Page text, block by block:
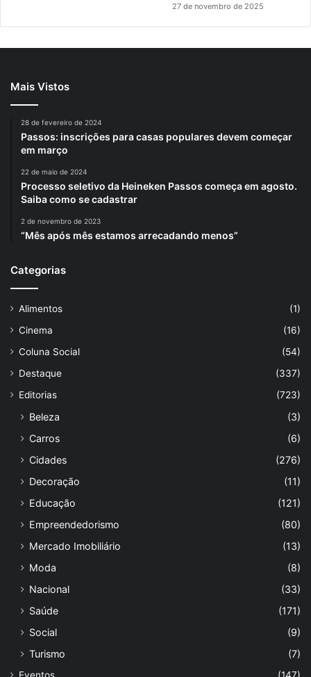
27 de novembro de 2025
Mais Vistos
28 de fevereiro de 2024
Passos: inscrições para casas populares devem começar
em março
22 de maio de 2024
Processo seletivo da Heineken Passos começa em agosto.
Saiba como se cadastrar
2 de novembro de 2023
“Mês após mês estamos arrecadando menos”
Categorias
Alimentos
(1)
Cinema
(16)
Coluna Social
(54)
Destaque
(337)
Editorias
(723)
Beleza
(3)
Carros
(6)
Cidades
(276)
Decoração
(11)
Educação
(121)
Empreendedorismo
(80)
Mercado Imobiliário
(13)
Moda
(8)
Nacional
(33)
Saúde
(171)
Social
(9)
Turismo
(7)
Eventos
(147)